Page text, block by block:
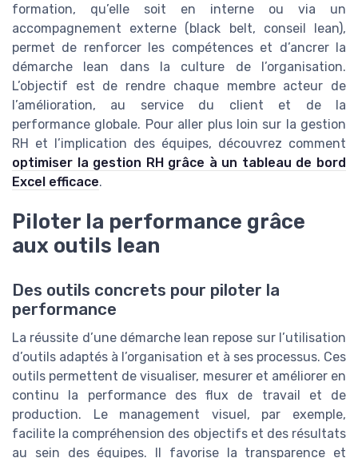
formation, qu’elle soit en interne ou via un
accompagnement externe (black belt, conseil lean),
permet de renforcer les compétences et d’ancrer la
démarche lean dans la culture de l’organisation.
L’objectif est de rendre chaque membre acteur de
l’amélioration, au service du client et de la
performance globale. Pour aller plus loin sur la gestion
RH et l’implication des équipes, découvrez comment
optimiser la gestion RH grâce à un tableau de bord
Excel efficace.
Piloter la performance grâce
aux outils lean
Des outils concrets pour piloter la
performance
La réussite d’une démarche lean repose sur l’utilisation
d’outils adaptés à l’organisation et à ses processus. Ces
outils permettent de visualiser, mesurer et améliorer en
continu la performance des flux de travail et de
production. Le management visuel, par exemple,
facilite la compréhension des objectifs et des résultats
au sein des équipes. Il favorise la transparence et